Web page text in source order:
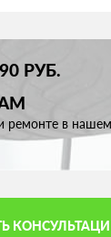
РУБ.
в нашем